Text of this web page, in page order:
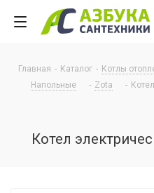
Главная - Каталог - Котлы
Напольные
- Zota -
Котел